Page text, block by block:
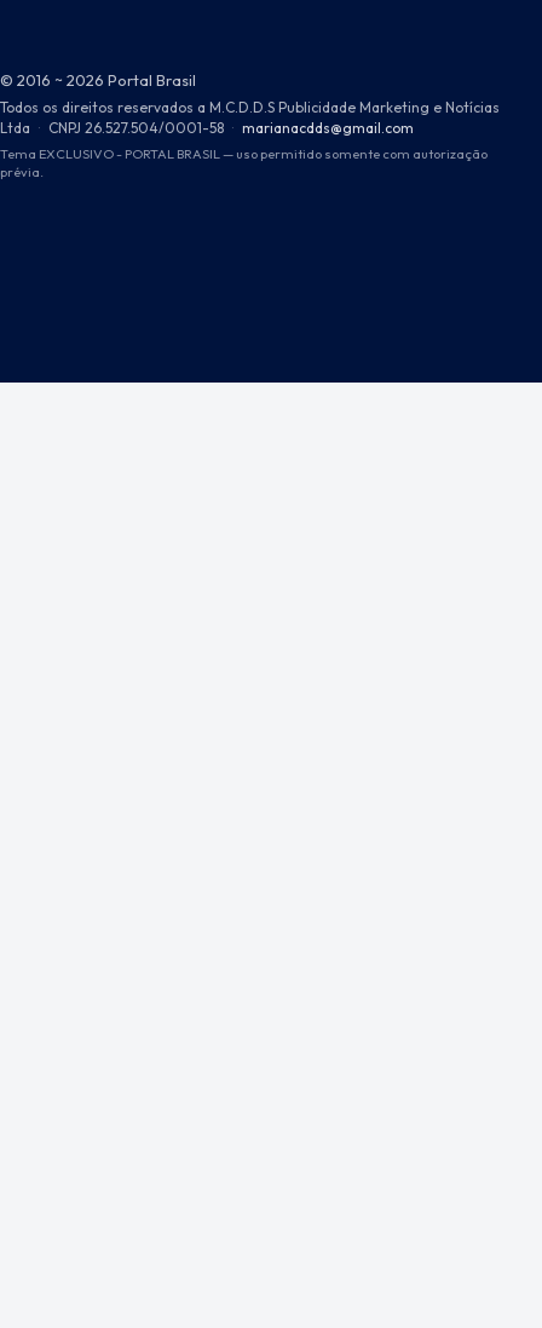
© 2016 ~ 2026 Portal Brasil
Todos os direitos reservados a M.C.D.D.S Publicidade Marketing e Notícias
Ltda · CNPJ 26.527.504/0001-58 · marianacdds@gmail.com
Tema EXCLUSIVO - PORTAL BRASIL — uso permitido somente com autorização
prévia.